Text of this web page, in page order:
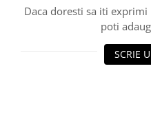
Daca doresti sa iti
poti
SCRIE